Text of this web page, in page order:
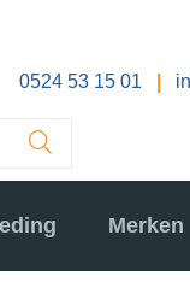
0524 53 15 01
Merken